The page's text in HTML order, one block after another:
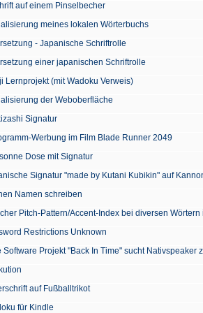
auf einem Pinselbecher
meines lokalen Wörterbuchs
- Japanische Schriftrolle
einer japanischen Schriftrolle
Lernprojekt (mit Wadoku Verweis)
der Weboberfläche
Signatur
Werbung im Film Blade Runner 2049
Dose mit Signatur
Signatur "made by Kutani Kubikin" auf
Namen schreiben
Pitch-Pattern/Accent-Index bei diversen
Restrictions Unknown
Software Projekt "Back In Time" sucht Nativspeaker
auf Fußballtrikot
für Kindle